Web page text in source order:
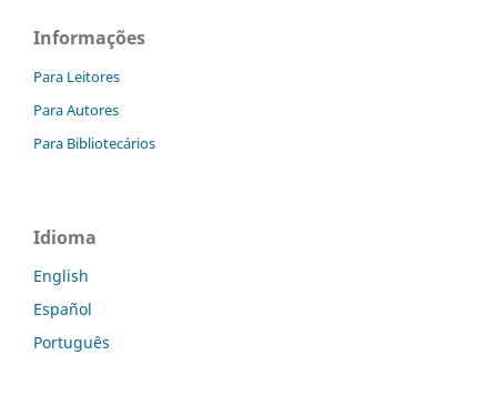
Informações
Para Leitores
Para Autores
Para Bibliotecários
Idioma
English
Español
Português